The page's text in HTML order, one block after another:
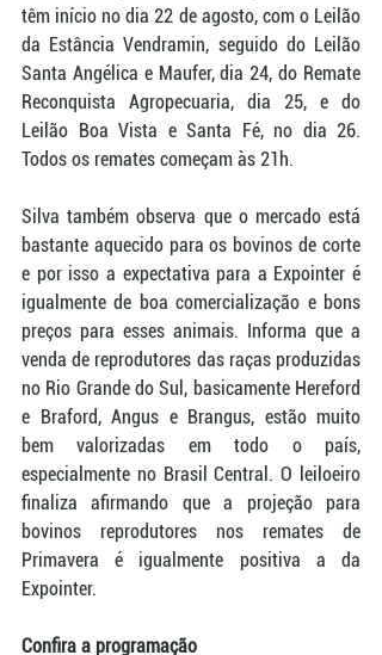
têm início no dia 22 de agosto, com o Leilão
da Estância Vendramin, seguido do Leilão
Santa Angélica e Maufer, dia 24, do Remate
Reconquista Agropecuaria, dia 25, e do
Leilão Boa Vista e Santa Fé, no dia 26.
Todos os remates começam às 21h.
Silva também observa que o mercado está
bastante aquecido para os bovinos de corte
e por isso a expectativa para a Expointer é
igualmente de boa comercialização e bons
preços para esses animais. Informa que a
venda de reprodutores das raças produzidas
no Rio Grande do Sul, basicamente Hereford
e Braford, Angus e Brangus, estão muito
bem valorizadas em todo o país,
especialmente no Brasil Central. O leiloeiro
finaliza afirmando que a projeção para
bovinos reprodutores nos remates de
Primavera é igualmente positiva a da
Expointer.
Confira a programação